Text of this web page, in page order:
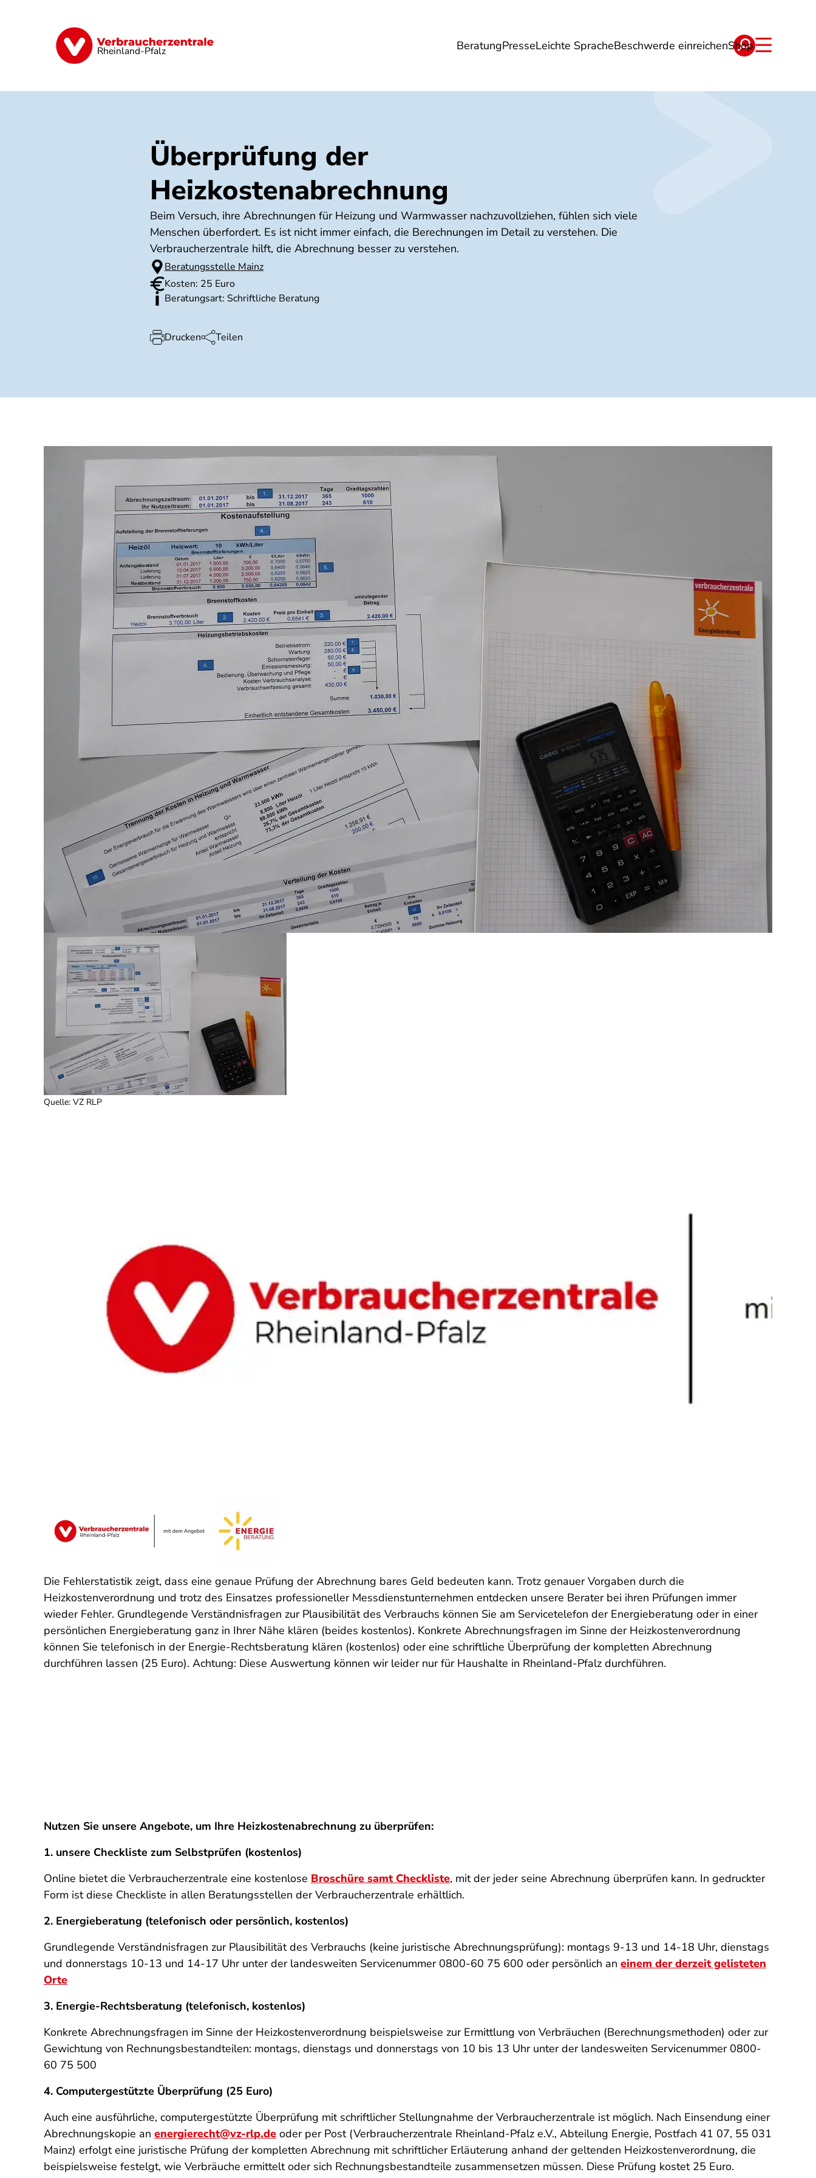
Rheinland-Pfalz BeratungPresseLeichte SpracheBeschwerde einreichenShop
Digitales Finanzen & Versicherung Gesundheit & Pflege Energie Reise Verträge
Überprüfung der
Heizkostenabrechnung
Beim Versuch, ihre Abrechnungen für Heizung und Warmwasser nachzuvollziehen, fühlen sich viele
Menschen überfordert. Es ist nicht immer einfach, die Berechnungen im Detail zu verstehen. Die
Verbraucherzentrale hilft, die Abrechnung besser zu verstehen.
Beratungsstelle Mainz
Kosten: 25 Euro
Beratungsart: Schriftliche Beratung
Drucken Teilen
Quelle: VZ RLP
Die Fehlerstatistik zeigt, dass eine genaue Prüfung der Abrechnung bares Geld bedeuten kann. Trotz genauer Vorgaben durch die
Heizkostenverordnung und trotz des Einsatzes professioneller Messdienstunternehmen entdecken unsere Berater bei ihren Prüfungen immer
wieder Fehler. Grundlegende Verständnisfragen zur Plausibilität des Verbrauchs können Sie am Servicetelefon der Energieberatung oder in einer
persönlichen Energieberatung ganz in Ihrer Nähe klären (beides kostenlos). Konkrete Abrechnungsfragen im Sinne der Heizkostenverordnung
können Sie telefonisch in der Energie-Rechtsberatung klären (kostenlos) oder eine schriftliche Überprüfung der kompletten Abrechnung
durchführen lassen (25 Euro). Achtung: Diese Auswertung können wir leider nur für Haushalte in Rheinland-Pfalz durchführen.
Nutzen Sie unsere Angebote, um Ihre Heizkostenabrechnung zu überprüfen:
1. unsere Checkliste zum Selbstprüfen (kostenlos)
Online bietet die Verbraucherzentrale eine kostenlose Broschüre samt Checkliste, mit der jeder seine Abrechnung überprüfen kann. In gedruckter
Form ist diese Checkliste in allen Beratungsstellen der Verbraucherzentrale erhältlich.
2. Energieberatung (telefonisch oder persönlich, kostenlos)
Grundlegende Verständnisfragen zur Plausibilität des Verbrauchs (keine juristische Abrechnungsprüfung): montags 9-13 und 14-18 Uhr, dienstags
und donnerstags 10-13 und 14-17 Uhr unter der landesweiten Servicenummer 0800-60 75 600 oder persönlich an einem der derzeit gelisteten
Orte
3. Energie-Rechtsberatung (telefonisch, kostenlos)
Konkrete Abrechnungsfragen im Sinne der Heizkostenverordnung beispielsweise zur Ermittlung von Verbräuchen (Berechnungsmethoden) oder zur
Gewichtung von Rechnungsbestandteilen: montags, dienstags und donnerstags von 10 bis 13 Uhr unter der landesweiten Servicenummer 0800-
60 75 500
4. Computergestützte Überprüfung (25 Euro)
Auch eine ausführliche, computergestützte Überprüfung mit schriftlicher Stellungnahme der Verbraucherzentrale ist möglich. Nach Einsendung einer
Abrechnungskopie an energierecht@vz-rlp.de oder per Post (Verbraucherzentrale Rheinland-Pfalz e.V., Abteilung Energie, Postfach 41 07, 55 031
Mainz) erfolgt eine juristische Prüfung der kompletten Abrechnung mit schriftlicher Erläuterung anhand der geltenden Heizkostenverordnung, die
beispielsweise festelgt, wie Verbräuche ermittelt oder sich Rechnungsbestandteile zusammensetzen müssen. Diese Prüfung kostet 25 Euro.